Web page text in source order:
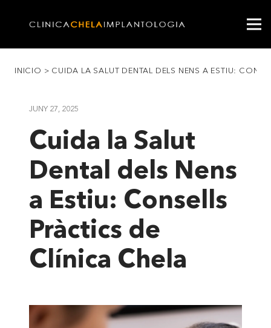
INICIO > CUIDA LA SALUT DENTAL DELS NENS A ESTIU:
JUNY 27, 2025
Cuida la Salut
Dental dels Nens
a Estiu: Consells
Pràctics de
Clínica Chela